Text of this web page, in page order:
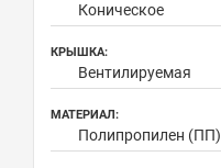
Коническое
КРЫШКА:
Вентилируемая
МАТЕРИАЛ:
Полипропилен (ПП)